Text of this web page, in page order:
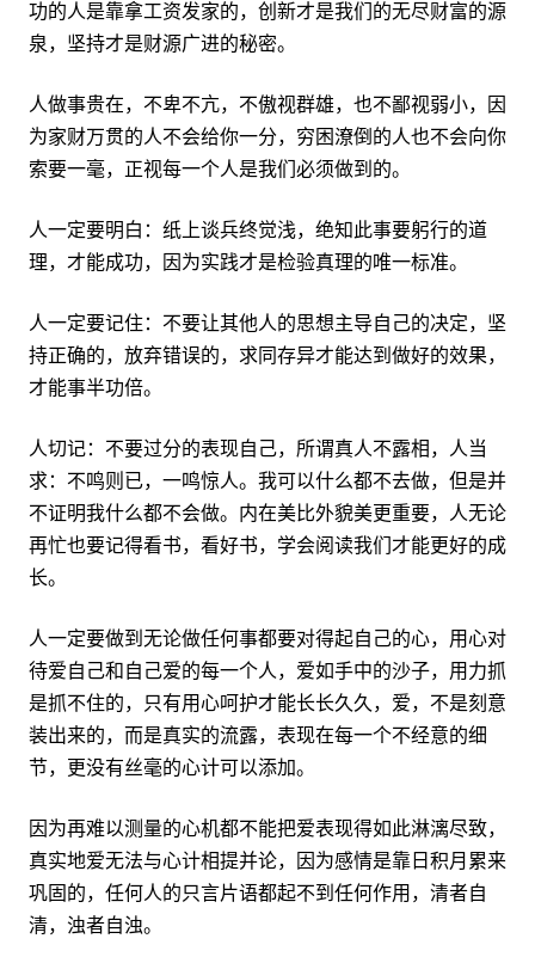
功的人是靠拿工资发家的，创新才是我们的无尽财富的源
泉，坚持才是财源广进的秘密。
人做事贵在，不卑不亢，不傲视群雄，也不鄙视弱小，因
为家财万贯的人不会给你一分，穷困潦倒的人也不会向你
索要一毫，正视每一个人是我们必须做到的。
人一定要明白：纸上谈兵终觉浅，绝知此事要躬行的道
理，才能成功，因为实践才是检验真理的唯一标准。
人一定要记住：不要让其他人的思想主导自己的决定，坚
持正确的，放弃错误的，求同存异才能达到做好的效果，
才能事半功倍。
人切记：不要过分的表现自己，所谓真人不露相，人当
求：不鸣则已，一鸣惊人。我可以什么都不去做，但是并
不证明我什么都不会做。内在美比外貌美更重要，人无论
再忙也要记得看书，看好书，学会阅读我们才能更好的成
长。
人一定要做到无论做任何事都要对得起自己的心，用心对
待爱自己和自己爱的每一个人，爱如手中的沙子，用力抓
是抓不住的，只有用心呵护才能长长久久，爱，不是刻意
装出来的，而是真实的流露，表现在每一个不经意的细
节，更没有丝毫的心计可以添加。
因为再难以测量的心机都不能把爱表现得如此淋漓尽致，
真实地爱无法与心计相提并论，因为感情是靠日积月累来
巩固的，任何人的只言片语都起不到任何作用，清者自
清，浊者自浊。